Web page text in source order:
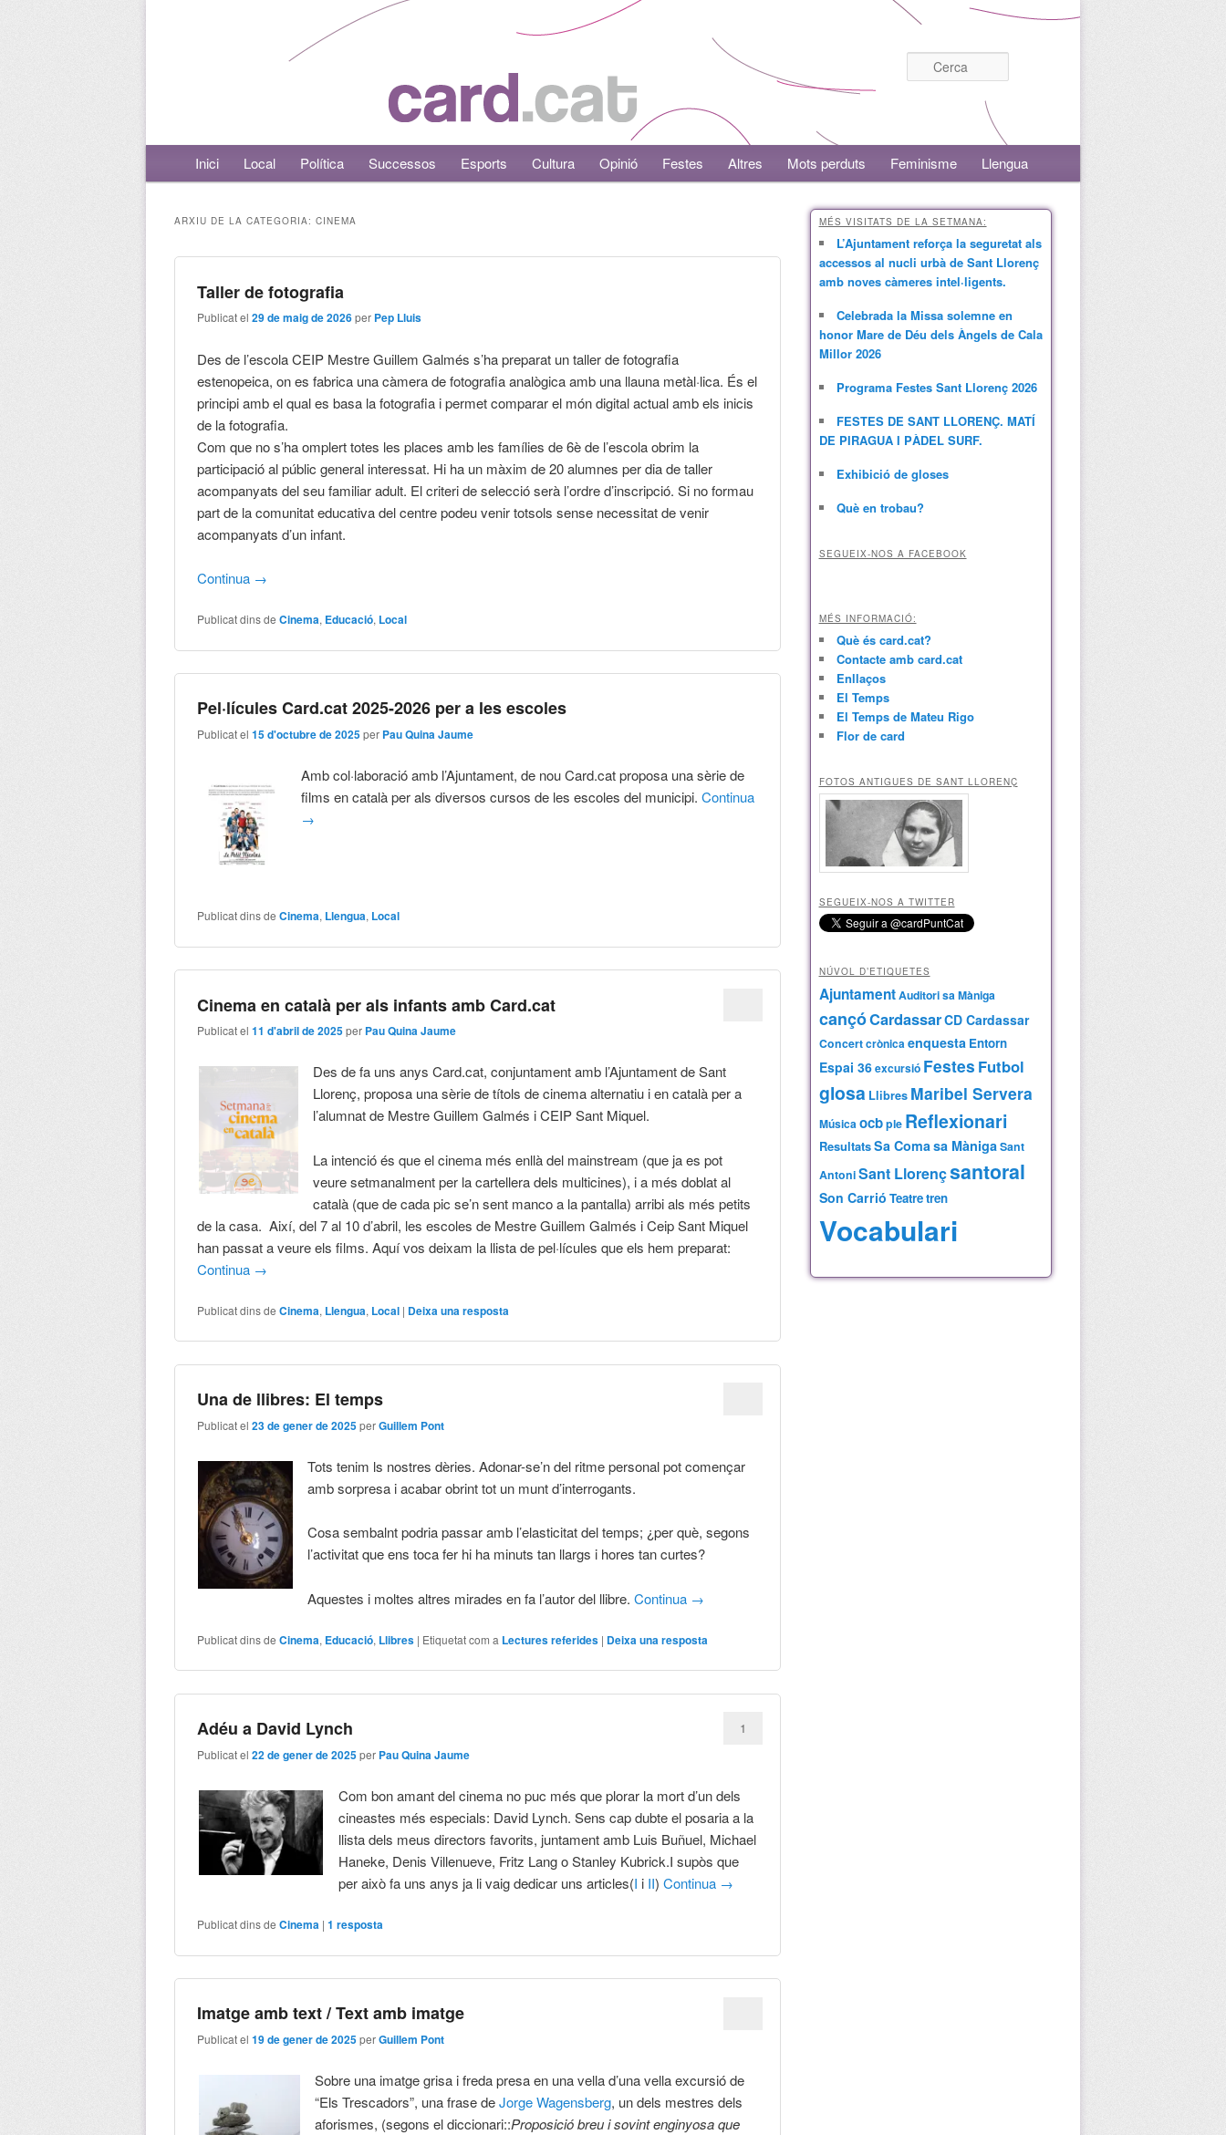
Menú principalAneu al contingut principal
Aneu al contingut secundari
Inici Local Política Successos Esports Cultura Opinió Festes Altres Mots perduts Feminisme Llengua
ARXIU DE LA CATEGORIA: CINEMA
Taller de fotografia
Publicat el29 de maig de 2026per Pep Lluis
Des de l’escola CEIP Mestre Guillem Galmés s’ha preparat un taller de fotografia
estenopeica, on es fabrica una càmera de fotografia analògica amb una llauna metàl·lica. És el
principi amb el qual es basa la fotografia i permet comparar el món digital actual amb els inicis
de la fotografia.
Com que no s’ha omplert totes les places amb les famílies de 6è de l’escola obrim la
participació al públic general interessat. Hi ha un màxim de 20 alumnes per dia de taller
acompanyats del seu familiar adult. El criteri de selecció serà l’ordre d’inscripció. Si no formau
part de la comunitat educativa del centre podeu venir totsols sense necessitat de venir
acompanyats d’un infant.
Continua →
Publicat dins de Cinema, Educació, Local
Pel·lícules Card.cat 2025-2026 per a les escoles
Publicat el15 d'octubre de 2025per Pau Quina Jaume
Amb col·laboració amb l’Ajuntament, de nou Card.cat proposa una sèrie de
films en català per als diversos cursos de les escoles del municipi.Continua
→
Publicat dins de Cinema, Llengua, Local
Cinema en català per als infants amb Card.cat
Publicat el11 d'abril de 2025per Pau Quina Jaume
Des de fa uns anys Card.cat, conjuntament amb l’Ajuntament de Sant
Llorenç, proposa una sèrie de títols de cinema alternatiu i en català per a
l’alumnat de Mestre Guillem Galmés i CEIP Sant Miquel.
La intenció és que el cinema més enllà del mainstream (que ja es pot
veure setmanalment per la cartellera dels multicines), i a més doblat al
català (que de cada pic se’n sent manco a la pantalla) arribi als més petits
de la casa. Així, del 7 al 10 d’abril, les escoles de Mestre Guillem Galmés i Ceip Sant Miquel
han passat a veure els films. Aquí vos deixam la llista de pel·lícules que els hem preparat:
Continua →
Publicat dins de Cinema, Llengua, Local | Deixa una resposta
Una de llibres: El temps
Publicat el23 de gener de 2025perGuillem Pont
Tots tenim ls nostres dèries. Adonar-se’n del ritme personal pot començar
amb sorpresa i acabar obrint tot un munt d’interrogants.
Cosa sembalnt podria passar amb l’elasticitat del temps; ¿per què, segons
l’activitat que ens toca fer hi ha minuts tan llargs i hores tan curtes?
Aquestes i moltes altres mirades en fa l’autor del llibre.Continua →
Publicat dins de Cinema, Educació, Llibres | Etiquetat com a Lectures referides | Deixa una resposta
Adéu a David Lynch
Publicat el22 de gener de 2025per Pau Quina Jaume
1
Com bon amant del cinema no puc més que plorar la mort d’un dels
cineastes més especials: David Lynch. Sens cap dubte el posaria a la
llista dels meus directors favorits, juntament amb Luis Buñuel, Michael
Haneke, Denis Villenueve, Fritz Lang o Stanley Kubrick.I supòs que
per això fa uns anys ja li vaig dedicar uns articles(I i II)Continua →
Publicat dins de Cinema |1 resposta
Imatge amb text / Text amb imatge
Publicat el19 de gener de 2025perGuillem Pont
Sobre una imatge grisa i freda presa en una vella d’una vella excursió de
“Els Trescadors”, una frase deJorge Wagensberg, un dels mestres dels
aforismes, (segons el diccionari::Proposició breu i sovint enginyosa que
MÉS VISITATS DE LA SETMANA:
L’Ajuntament reforça la seguretat als
accessos al nucli urbà de Sant Llorenç
amb noves càmeres intel·ligents.
Celebrada la Missa solemne en
honor Mare de Déu dels Àngels de Cala
Millor 2026
Programa Festes Sant Llorenç 2026
FESTES DE SANT LLORENÇ. MATÍ
DE PIRAGUA I PÀDEL SURF.
Exhibició de gloses
Què en trobau?
SEGUEIX-NOS A FACEBOOK
MÉS INFORMACIÓ:
Què és card.cat?
Contacte amb card.cat
Enllaços
El Temps
El Temps de Mateu Rigo
Flor de card
FOTOS ANTIGUES DE SANT LLORENÇ
SEGUEIX-NOS A TWITTER
NÚVOL D’ETIQUETES
AjuntamentAuditori sa Màniga
cançóCardassarCD Cardassar
Concertcrònicaenquesta Entorn
Espai 36excursió Festes Futbol
glosa Llibres Maribel Servera
Músicaocbple Reflexionari
ResultatsSa Comasa MànigaSant
AntoniSant Llorençsantoral
Son Carrió Teatretren
Vocabulari